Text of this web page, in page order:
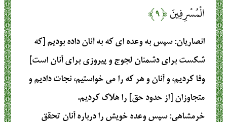
الْمُسْرِفِينَ﴿۹﴾
انصاریان: سپس به وعده ای که به آنان داده بودیم [که
شکست برای دشمنان لجوج و پیروزی برای آنان است]
وفا کردیم، و آنان و هر که را می خواستیم، نجات دادیم و
متجاوزان [از حدود حق] را هلاک کردیم.
خرمشاهی: سپس وعده خويش را درباره آنان تحقق